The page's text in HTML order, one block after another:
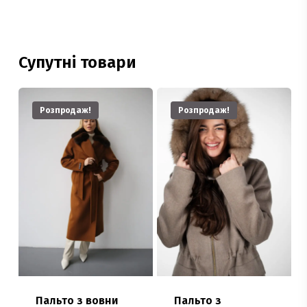
Супутні товари
Розпродаж!
Пальто з вовни
Розпродаж!
Пальто з